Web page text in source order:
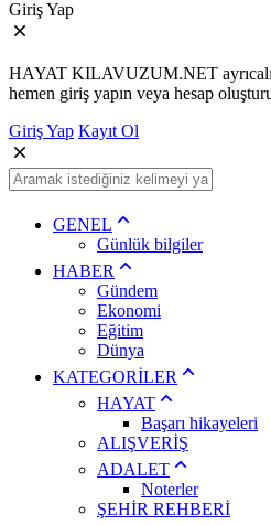
Giriş Yap
HAYAT KILAVUZUM.NET
hemen giriş yapın veya hesap
Giriş Yap Kayıt Ol
GENEL
Günlük bilgiler
HABER
Gündem
Ekonomi
Eğitim
Dünya
KATEGORİLER
HAYAT
Başarı hikayeleri
ALIŞVERİŞ
ADALET
Noterler
ŞEHİR REHBERİ